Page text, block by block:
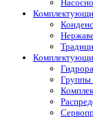
Группы